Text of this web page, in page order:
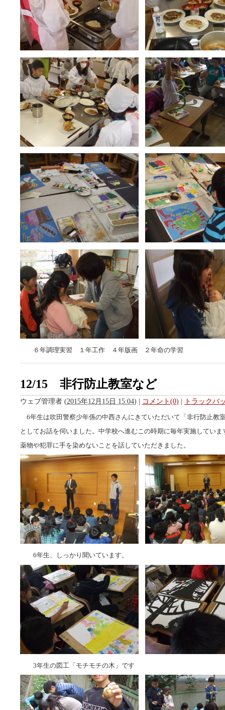
６年調理実習 １年工作 ４年版画 ２年命の学習
12/15 非行防止教室など
ウェブ管理者 (2015年12月15日 15:04) | コメント(0) | トラックバ
6年生は吹田警察少年係の中西さんにきていただいて「非行防止教
としてお話を伺いました。中学校へ進むこの時期に毎年実施していま
薬物や犯罪に手を染めないことを話していただきました。
6年生、しっかり聞いています。
3年生の図工「モチモチの木」です